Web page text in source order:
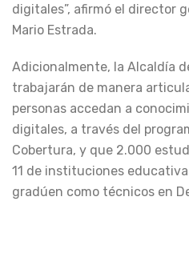
digitales”, afirmó el director
Mario Estrada.
Adicionalmente, la Alcaldía
trabajarán de manera
personas accedan a
digitales, a través del
Cobertura, y que 2.000
11 de instituciones
gradúen como técnicos en